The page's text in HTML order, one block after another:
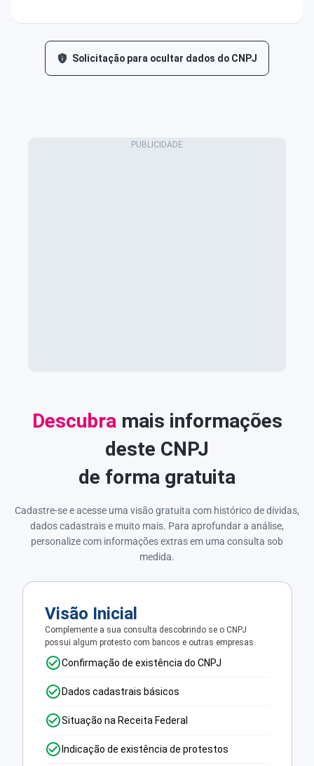
Solicitação para ocultar dados do CNPJ
Descubra mais informações
deste CNPJ
de forma gratuita
Cadastre-se e acesse uma visão gratuita com histórico de dívidas,
dados cadastrais e muito mais. Para aprofundar a análise,
personalize com informações extras em uma consulta sob
medida.
Visão Inicial
Complemente a sua consulta descobrindo se o CNPJ
possui algum protesto com bancos e outras empresas.
Confirmação de existência do CNPJ
Dados cadastrais básicos
Situação na Receita Federal
Indicação de existência de protestos